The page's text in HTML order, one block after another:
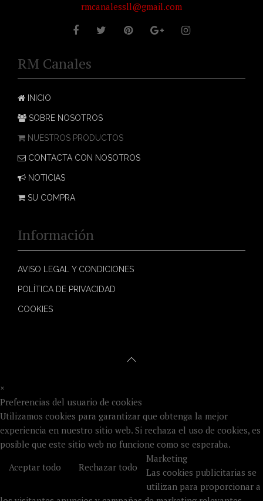
rmcanalessll@gmail.com
RM Canales
INICIO
SOBRE NOSOTROS
NUESTROS PRODUCTOS
CONTACTA CON NOSOTROS
NOTICIAS
SU COMPRA
Información
AVISO LEGAL Y CONDICIONES
POLÍTICA DE PRIVACIDAD
COOKIES
×
Preferencias del usuario de cookies
Utilizamos cookies para garantizar que obtenga la mejor
experiencia en nuestro sitio web. Si rechaza el uso de cookies, es
posible que este sitio web no funcione como se esperaba.
Aceptar todo
Rechazar todo
Marketing
Las cookies publicitarias se
utilizan para proporcionar a